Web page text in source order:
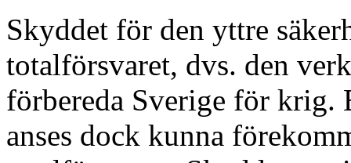
Skyddet för den yttre
totalförsvaret, dvs. den
förbereda Sverige för krig.
anses dock kunna